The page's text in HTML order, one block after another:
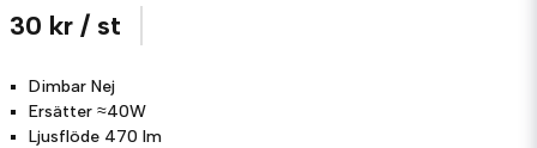
30 kr / st
Dimbar Nej
Ersätter ≈40W
Ljusflöde 470 lm